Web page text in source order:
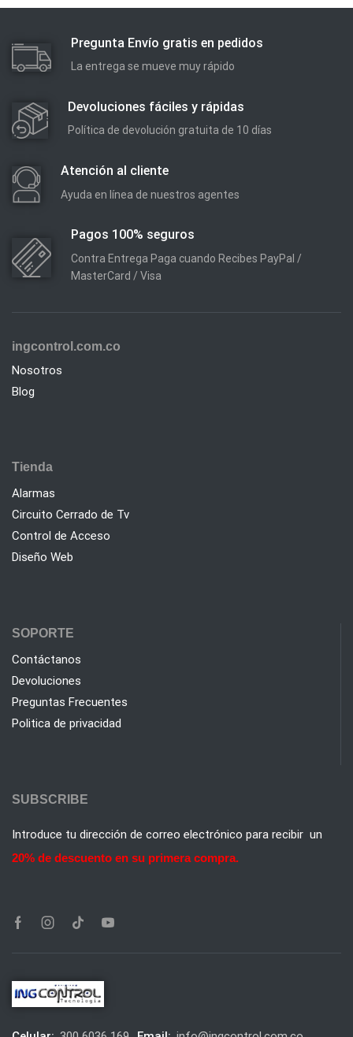
Pregunta Envío gratis en pedidos
La entrega se mueve muy rápido
Devoluciones fáciles y rápidas
Política de devolución gratuita de 10 días
Atención al cliente
Ayuda en línea de nuestros agentes
Pagos 100% seguros
Contra Entrega Paga cuando Recibes PayPal /
MasterCard / Visa
ingcontrol.com.co
Nosotros
Blog
Tienda
Alarmas
Circuito Cerrado de Tv
Control de Acceso
Diseño Web
SOPORTE
Contáctanos
Devoluciones
Preguntas Frecuentes
Politica de privacidad
SUBSCRIBE
Introduce tu dirección de correo electrónico para recibir un
20% de descuento en su primera compra.